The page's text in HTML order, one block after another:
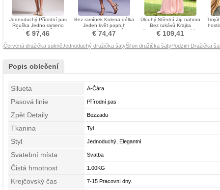
Jednoduchý Přírodní pas
Rouška Jedno rameno
Šifón Družička Šaty
€ 97,46
Bez ramínek Kolena délka
Jeden květ popruh
Hroznový Družička Šaty
€ 74,47
Dlouhý Střední Zip nahoru
Bez rukávů Krajka
Přirozeného pasu Družička
Šaty
€ 109,41
Červená družička sukněJednoduchý družička šatyŠifon družička šatyPodzim Družička
Popis oblečení
Silueta A-Čára
Pasová linie Přírodní pas
Zpět Detaily Bezzadu
Tkanina Tyl
Styl Jednoduchý, Elegantní
Svatební místa Svatba
Čistá hmotnost 1.00KG
Krejčovský čas 7-15 Pracovní dny.